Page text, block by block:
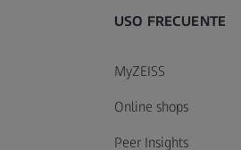
USO FRECUENTE
MyZEISS
Online shops
Peer Insights